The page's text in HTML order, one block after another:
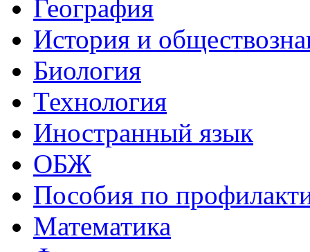
География
История и
Биология
Технология
Иностранный язык
ОБЖ
Пособия по
Математика